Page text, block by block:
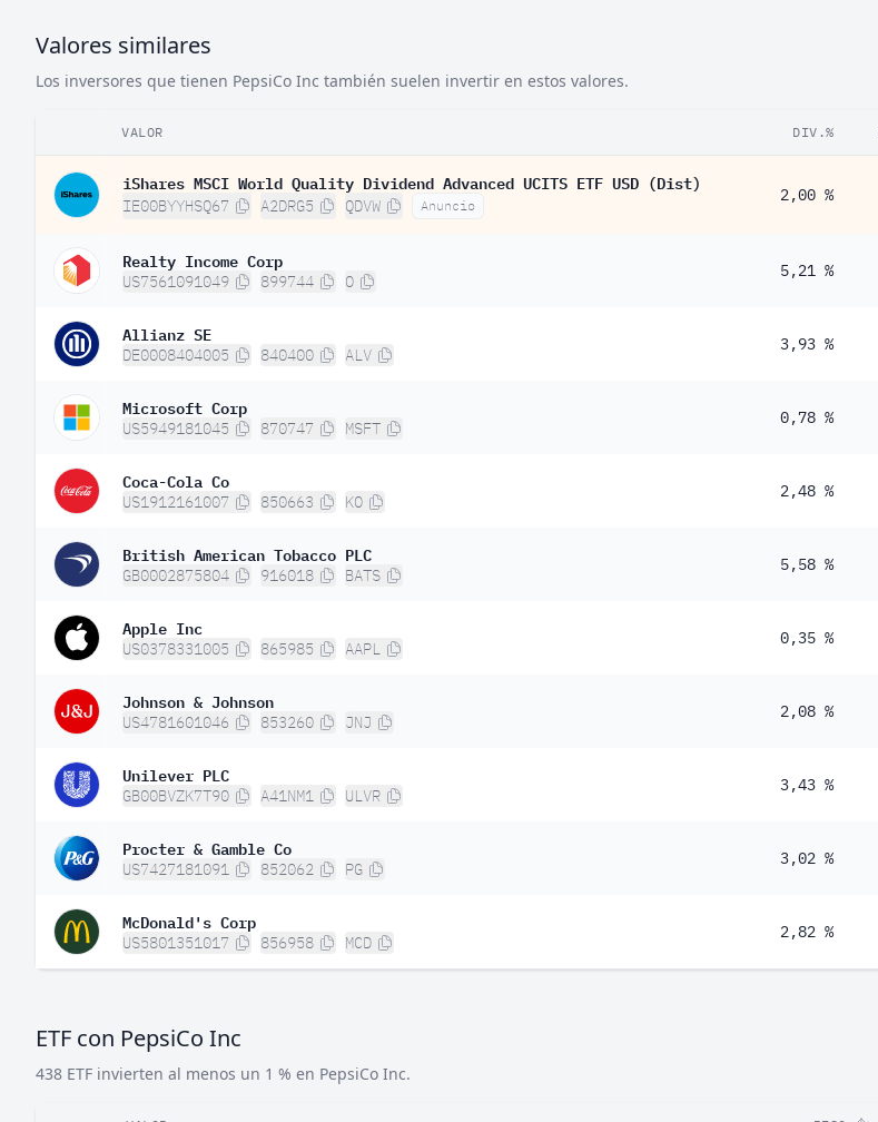
Valores similares
Los inversores que tienen PepsiCo Inc también suelen invertir en estos valores.
VALOR DIV.%
iShares MSCI World Quality Dividend Advanced UCITS ETF USD (Dist)
IE00BYYHSQ67 A2DRG5 QDVW Anuncio
2,00 %
Realty Income Corp
US7561091049 899744 O
5,21 %
Allianz SE
DE0008404005 840400 ALV
3,93 %
Microsoft Corp
US5949181045 870747 MSFT
0,78 %
Coca-Cola Co
US1912161007 850663 KO
2,48 %
British American Tobacco PLC
GB0002875804 916018 BATS
5,58 %
Apple Inc
US0378331005 865985 AAPL
0,35 %
Johnson & Johnson
US4781601046 853260 JNJ
2,08 %
Unilever PLC
GB00BVZK7T90 A41NM1 ULVR
3,43 %
Procter & Gamble Co
US7427181091 852062 PG
3,02 %
McDonald's Corp
US5801351017 856958 MCD
2,82 %
ETF con PepsiCo Inc
438 ETF invierten al menos un 1 % en PepsiCo Inc.